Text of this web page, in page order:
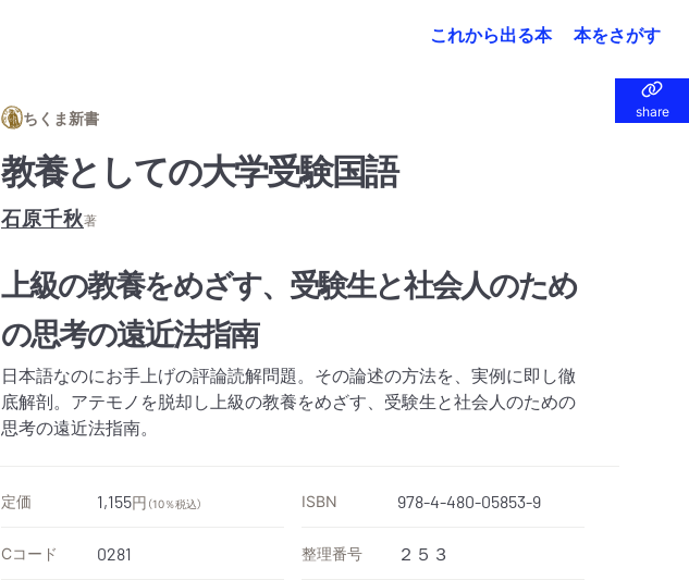
これから出る本 本をさがす
share
share
ちくま新書
教養としての大学受験国語
石原千秋著
上級の教養をめざす、受験生と社会人のため
の思考の遠近法指南
日本語なのにお手上げの評論読解問題。その論述の方法を、実例に即し徹
底解剖。アテモノを脱却し上級の教養をめざす、受験生と社会人のための
思考の遠近法指南。
定価 1,155円 （10％税込） ISBN 978-4-480-05853-9
Cコード 0281 整理番号 ２５３